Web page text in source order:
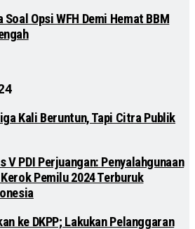
Opsi WFH Demi Hemat BBM
Kali Beruntun, Tapi Citra Publik
V PDI Perjuangan: Penyalahgunaan
Pemilu 2024 Terburuk
ke DKPP; Lakukan Pelanggaran